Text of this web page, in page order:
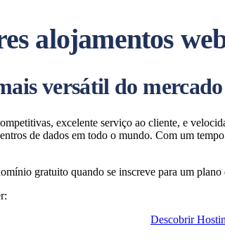
alojamentos
versátil do mercado
excelente serviço ao cliente, e
de dados em todo o mundo. Com um
gratuito quando se inscreve para um
Descobrir